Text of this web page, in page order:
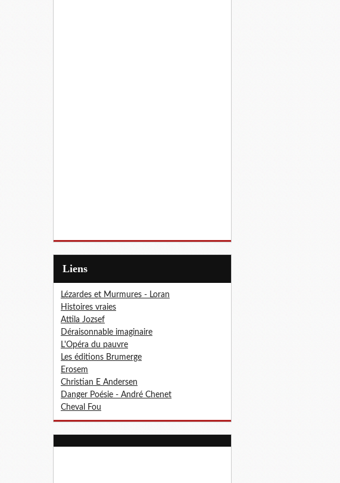
Liens
Lézardes et Murmures - Loran
Histoires vraies
Attila Jozsef
Déraisonnable imaginaire
L'Opéra du pauvre
Les éditions Brumerge
Erosem
Christian E Andersen
Danger Poésie - André Chenet
Cheval Fou